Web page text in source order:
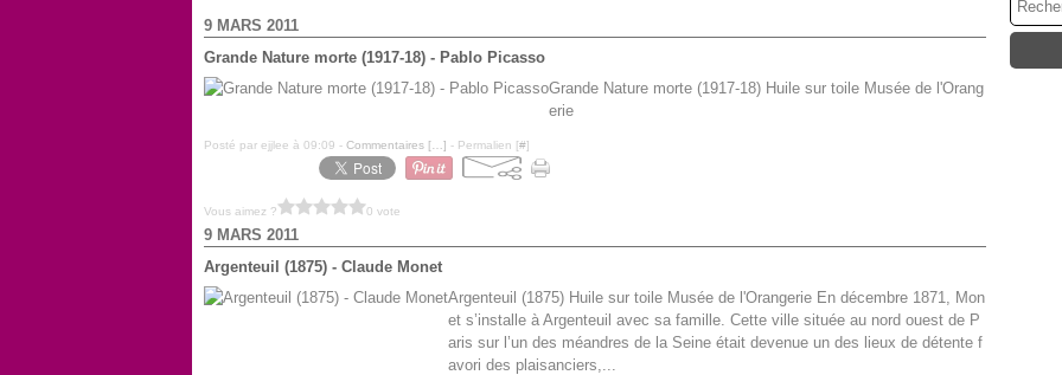
9 MARS 2011
Grande Nature morte (1917-18) - Pablo Picasso
Grande Nature morte (1917-18) Huile sur toile Musée de l'Orang
erie
Posté par ejjlee à 09:09 - Commentaires [ ] - Permalien [#]
Vous aimez ? 0 vote
9 MARS 2011
Argenteuil (1875) - Claude Monet
Argenteuil (1875) Huile sur toile Musée de l'Orangerie En décembre 1871, Mon
et s’installe à Argenteuil avec sa famille. Cette ville située au nord ouest de P
aris sur l’un des méandres de la Seine était devenue un des lieux de détente f
avori des plaisanciers,...